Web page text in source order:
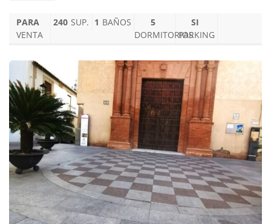
PARA
VENTA
240 SUP. 1 BAÑOS
5
DORMITORIOS
SI
PARKING